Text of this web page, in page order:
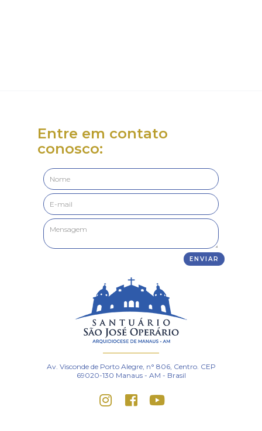
Entre em contato
conosco:
Av. Visconde de Porto Alegre, n° 806, Centro. CEP
69020-130 Manaus - AM - Brasil